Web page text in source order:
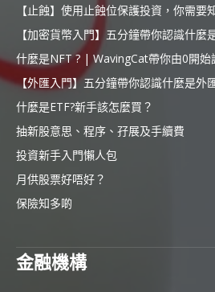
【止蝕】使用止蝕位保護投資，你需要
【加密貨幣入門】五分鐘帶你認識什
什麼是NFT ? | WavingCat帶你由0開
【外匯入門】五分鐘帶你認識什麼是外
什麼是ETF?新手該怎麼買？
抽新股意思、程序、孖展及手續費
投資新手入門懶人包
月供股票好唔好？
保險知多啲
金融機構